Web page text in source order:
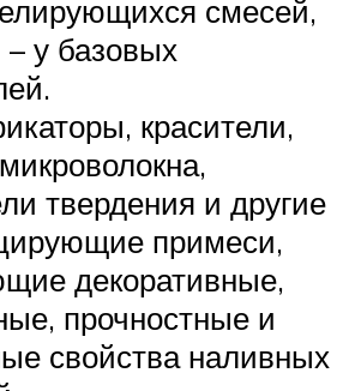
смесей,
у базовых
красители,
твердения и другие
примеси,
декоративные,
прочностные и
свойства наливных